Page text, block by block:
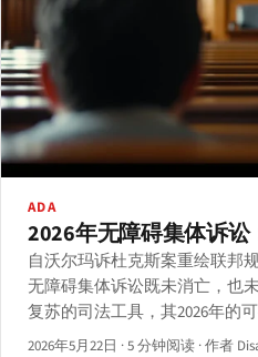
ADA
2026年无障碍集体诉
自沃尔玛诉杜克斯案重绘联邦
无障碍集体诉讼既未消亡，也
复苏的司法工具，其2026年的
院的Robles框架与加州Unruh集
2026年5月22日 ·5 分钟阅读 ·作者